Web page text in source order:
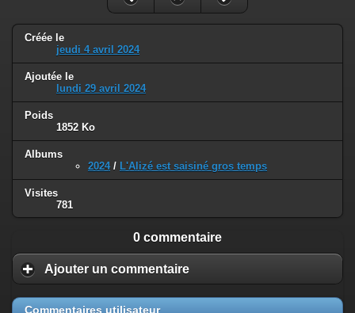
Créée le
jeudi 4 avril 2024
Ajoutée le
lundi 29 avril 2024
Poids
1852 Ko
Albums
2024/ L'Alizé est saisiné gros temps
Visites
781
0 commentaire
Ajouter un commentaire
Commentaires utilisateur